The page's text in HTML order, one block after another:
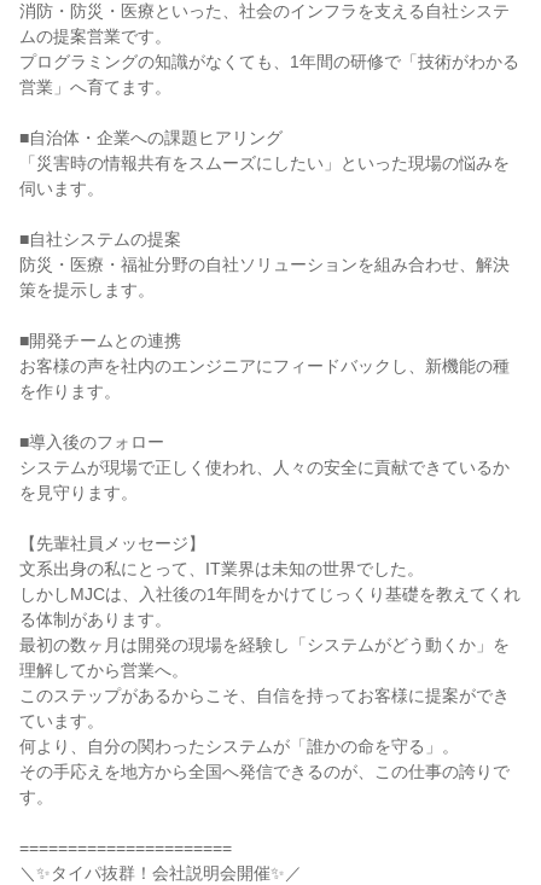
消防・防災・医療といった、社会のインフラを支える自社システ
ムの提案営業です。
プログラミングの知識がなくても、1年間の研修で「技術がわかる
営業」へ育てます。
■自治体・企業への課題ヒアリング
「災害時の情報共有をスムーズにしたい」といった現場の悩みを
伺います。
■自社システムの提案
防災・医療・福祉分野の自社ソリューションを組み合わせ、解決
策を提示します。
■開発チームとの連携
お客様の声を社内のエンジニアにフィードバックし、新機能の種
を作ります。
■導入後のフォロー
システムが現場で正しく使われ、人々の安全に貢献できているか
を見守ります。
【先輩社員メッセージ】
文系出身の私にとって、IT業界は未知の世界でした。
しかしMJCは、入社後の1年間をかけてじっくり基礎を教えてくれ
る体制があります。
最初の数ヶ月は開発の現場を経験し「システムがどう動くか」を
理解してから営業へ。
このステップがあるからこそ、自信を持ってお客様に提案ができ
ています。
何より、自分の関わったシステムが「誰かの命を守る」。
その手応えを地方から全国へ発信できるのが、この仕事の誇りで
す。
======================
＼✨タイパ抜群！会社説明会開催✨／